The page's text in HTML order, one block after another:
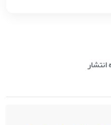
انتشار